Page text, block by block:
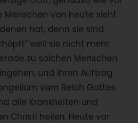
Menschen von heute sieht
hat, denn sie sind
weil sie nicht mehr
zu solchen Menschen
und ihren Auftrag
vom Reich Gottes
alle Krankheiten und
Christi heilen. Heute vor